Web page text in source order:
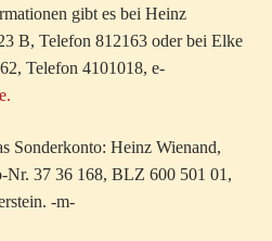
gibt es bei Heinz
B, Telefon 812163 oder bei Elke
Telefon 4101018, e-
Sonderkonto: Heinz Wienand,
Nr. 37 36 168, BLZ 600 501 01,
-m-